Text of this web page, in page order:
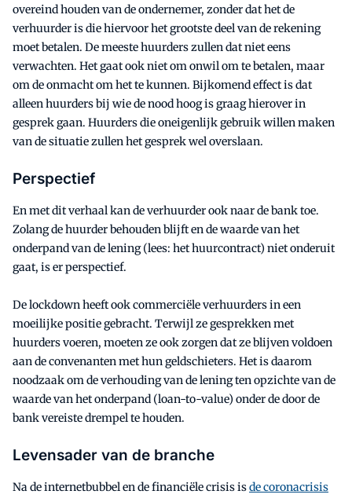
overeind houden van de ondernemer, zonder dat het de
verhuurder is die hiervoor het grootste deel van de rekening
moet betalen. De meeste huurders zullen dat niet eens
verwachten. Het gaat ook niet om onwil om te betalen, maar
om de onmacht om het te kunnen. Bijkomend effect is dat
alleen huurders bij wie de nood hoog is graag hierover in
gesprek gaan. Huurders die oneigenlijk gebruik willen maken
van de situatie zullen het gesprek wel overslaan.
Perspectief
En met dit verhaal kan de verhuurder ook naar de bank toe.
Zolang de huurder behouden blijft en de waarde van het
onderpand van de lening (lees: het huurcontract) niet onderuit
gaat, is er perspectief.
De lockdown heeft ook commerciële verhuurders in een
moeilijke positie gebracht. Terwijl ze gesprekken met
huurders voeren, moeten ze ook zorgen dat ze blijven voldoen
aan de convenanten met hun geldschieters. Het is daarom
noodzaak om de verhouding van de lening ten opzichte van de
waarde van het onderpand (loan-to-value) onder de door de
bank vereiste drempel te houden.
Levensader van de branche
Na de internetbubbel en de financiële crisis isde coronacrisis